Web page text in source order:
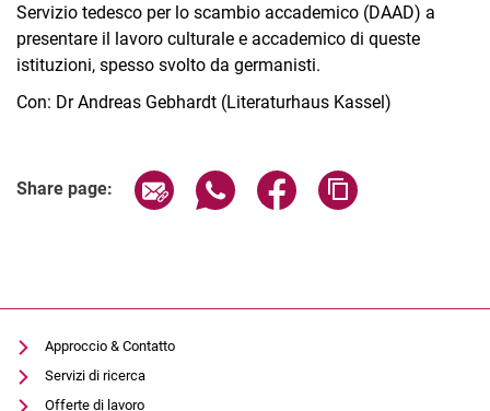
Servizio tedesco per lo scambio accademico (DAAD) a
presentare il lavoro culturale e accademico di queste
istituzioni, spesso svolto da germanisti.
Con: Dr Andreas Gebhardt (Literaturhaus Kassel)
Share page: Share page via email
Share page via WhatsApp
Share page via
Approccio & Contatto
Servizi di ricerca
Offerte di lavoro